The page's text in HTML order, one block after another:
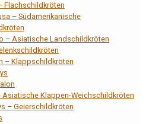
Flachschildkröten
– Südamerikanische
– Asiatische Landschildkröten
– Klappschildkröten
Klappen-Weichschildkröten
– Geierschildkröten